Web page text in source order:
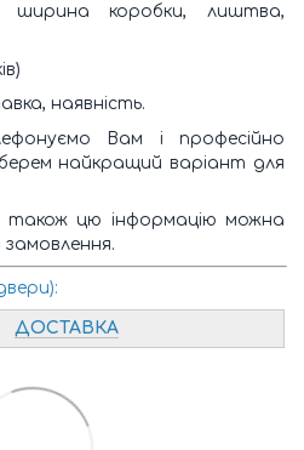
ширина коробки, лиштва,
наявність.
Вам і професійно
найкращий варіант для
також цю інформацію можна
ДОСТАВКА